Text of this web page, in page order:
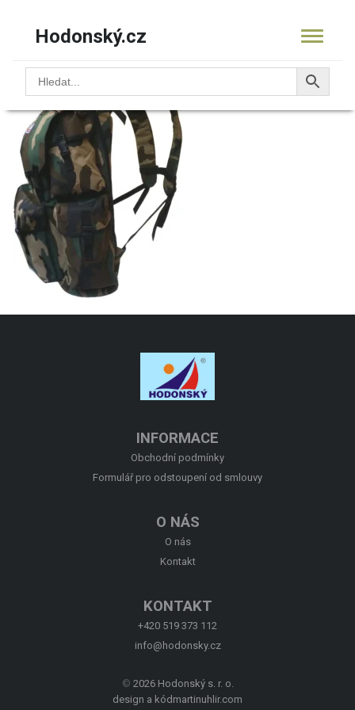
Hodonský.cz
12.9510.01Special2
INFORMACE
Obchodní podmínky
Formulář pro odstoupení od smlouvy
O NÁS
O nás
Kontakt
KONTAKT
+420 519 373 112
info@hodonsky.cz
© 2026 Hodonský s. r. o.
design a kód martinuhlir.com